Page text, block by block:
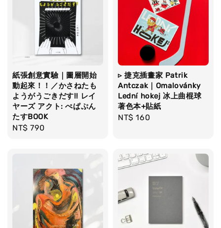
紙張創意實驗｜圖層開始
動起來！！／かさねたも
ようがうごきだす!! レイ
ヤーズ アクト: ぺぱぷん
たすBOOK
Regular
NT$ 790
▹ 捷克插畫家 Patrik
Antczak｜Omalovánky
Lední hokej 冰上曲棍球
著色本+貼紙
Regular
NT$ 160